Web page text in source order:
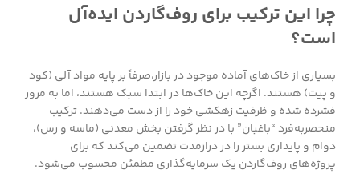
چرا این ترکیب برای روف‌گاردن ایده‌آل
است؟
بسیاری از خاک‌های آماده موجود در بازار،صرفاً بر پایه مواد آلی (کود
و پیت) هستند. اگرچه این خاک‌ها در ابتدا سبک هستند، اما به مرور
فشرده شده و ظرفیت زهکشی خود را از دست می‌دهند. ترکیب
منحصربه‌فرد “باغبان” با در نظر گرفتن بخش معدنی (ماسه و رس)،
دوام و پایداری بستر را در درازمدت تضمین می‌کند که برای
پروژه‌های روف‌گاردن یک سرمایه‌گذاری مطمئن محسوب می‌شود.